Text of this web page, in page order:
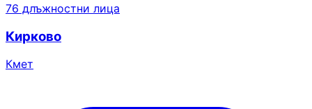
76 длъжностни лица
Кирково
Кмет